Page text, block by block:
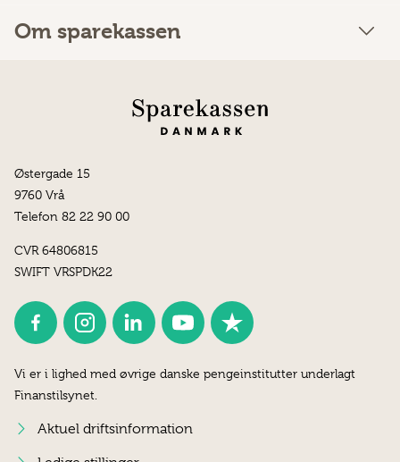
Om sparekassen
Østergade 15
9760 Vrå
Telefon 82 22 90 00
CVR 64806815
SWIFT VRSPDK22
Vi er i lighed med øvrige danske pengeinstitutter underlagt
Finanstilsynet.
Aktuel driftsinformation